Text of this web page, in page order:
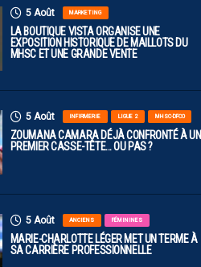
5 Août MARKETING
LA BOUTIQUE VISTA ORGANISE UNE
EXPOSITION HISTORIQUE DE MAILLOTS DU
MHSC ET UNE GRANDE VENTE
5 Août INFIRMERIE LIGUE 2 MHSC-DFCO
ZOUMANA CAMARA DÉJÀ CONFRONTÉ À UN
PREMIER CASSE-TÊTE… OU PAS ?
5 Août ANCIENS FÉMININES
MARIE-CHARLOTTE LÉGER MET UN TERME À
SA CARRIÈRE PROFESSIONNELLE